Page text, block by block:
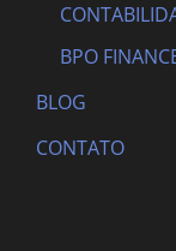
BPO
BLOG
CONTATO